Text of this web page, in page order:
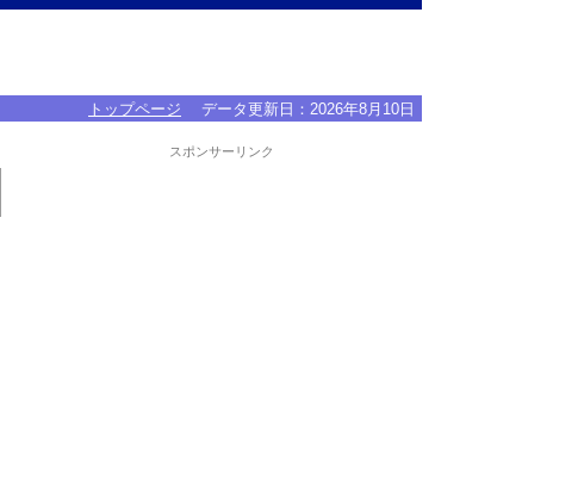
トップページ データ更新日： 2026年8月10日
スポンサーリンク